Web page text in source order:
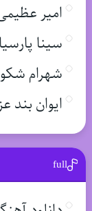
امیر
سینا
شهرام
ایوان بند
full